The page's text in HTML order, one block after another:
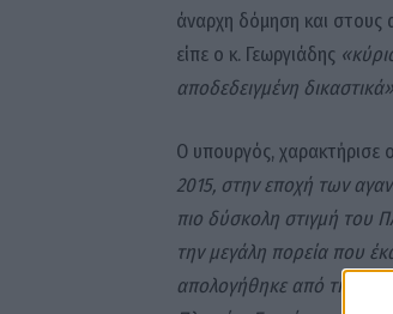
άναρχη δόμηση και στους
είπε ο κ. Γεωργιάδης
αποδεδειγμένη
Ο υπουργός, χαρακτήρισε
2015, στην εποχή των
πιο δύσκολη στιγμή του
την μεγάλη πορεία που
απολογήθηκε από την